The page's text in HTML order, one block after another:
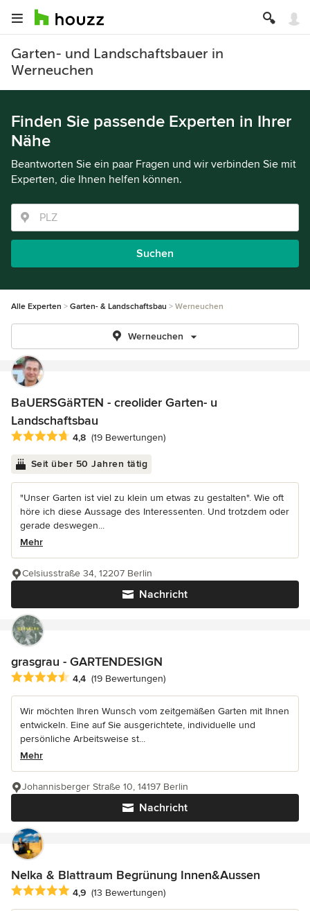
Garten- und Landschaftsbauer in
Werneuchen
Finden Sie passende Experten in Ihrer
Nähe
Beantworten Sie ein paar Fragen und wir verbinden Sie mit
Experten, die Ihnen helfen können.
Suchen
Alle Experten Garten- & Landschaftsbau Werneuchen
Werneuchen
BaUERSGäRTEN - creolider Garten- u
Landschaftsbau
Durchschnittliche Bewertung: 4.8 von 5 Sternen
4,8 (19 Bewertungen)
Seit über 50 Jahren tätig
"Unser Garten ist viel zu klein um etwas zu gestalten". Wie oft
höre ich diese Aussage des Interessenten. Und trotzdem oder
gerade deswegen...
Mehr
Nachricht
Celsiusstraße 34, 12207 Berlin
grasgrau - GARTENDESIGN
Durchschnittliche Bewertung: 4.4 von 5 Sternen
4,4 (19 Bewertungen)
Wir möchten Ihren Wunsch vom zeitgemäßen Garten mit Ihnen
entwickeln. Eine auf Sie ausgerichtete, individuelle und
persönliche Arbeitsweise st...
Mehr
Nachricht
Johannisberger Straße 10, 14197 Berlin
Nelka & Blattraum Begrünung Innen&Aussen
Durchschnittliche Bewertung: 4.9 von 5 Sternen
4,9 (13 Bewertungen)